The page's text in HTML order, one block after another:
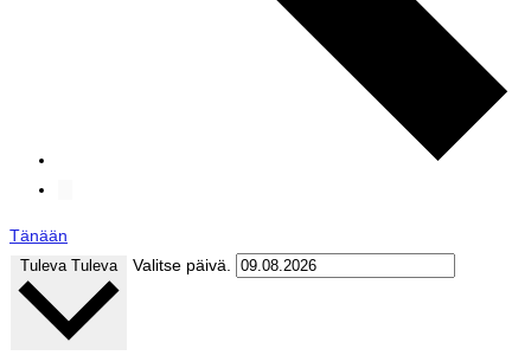
Tänään
Tuleva Tuleva Valitse päivä.